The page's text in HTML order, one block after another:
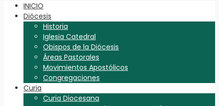
INICIO
Diócesis
Historia
Iglesia Catedral
Obispos de la Diócesis
Áreas Pastorales
Movimientos Apostólicos
Congregaciones
Curia
Curia Diocesana